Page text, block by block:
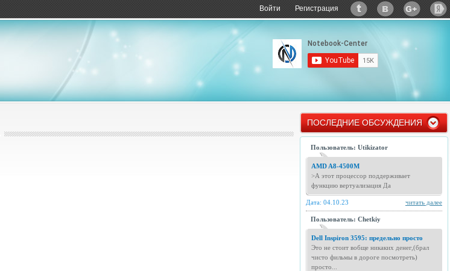
Войти Регистрация
ПОСЛЕДНИЕ ОБСУЖДЕНИЯ
Пользователь: Utikizator
AMD A8-4500M
>А этот процессор поддерживает
функцию вертуализация Да
читать далее
Дата: 04.10.23
Пользователь: Chetkiy
Dell Inspiron 3595: предельно просто
Это не стоит вобще никаких денег,(брал
чисто фильмы в дороге посмотреть)
просто...